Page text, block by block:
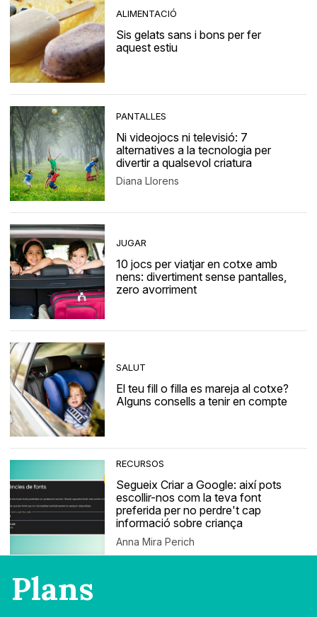
ALIMENTACIÓ
Sis gelats sans i bons per fer
aquest estiu
PANTALLES
Ni videojocs ni televisió: 7
alternatives a la tecnologia per
divertir a qualsevol criatura
Diana Llorens
JUGAR
10 jocs per viatjar en cotxe amb
nens: divertiment sense pantalles,
zero avorriment
SALUT
El teu fill o filla es mareja al cotxe?
Alguns consells a tenir en compte
RECURSOS
Segueix Criar a Google: així pots
escollir-nos com la teva font
preferida per no perdre't cap
informació sobre criança
Anna Mira Perich
Plans